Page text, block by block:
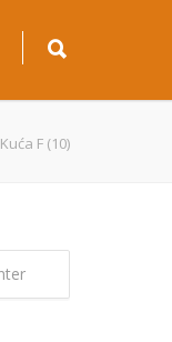
Kuća F (10)